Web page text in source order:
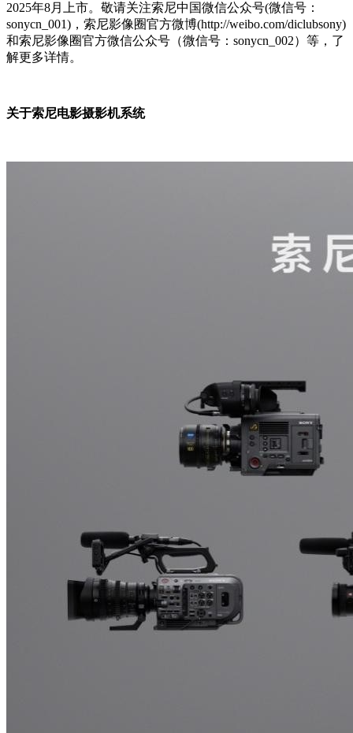
2025年8月上市。敬请关注索尼中国微信公众号(微信号：
sonycn_001)，索尼影像圈官方微博(http://weibo.com/diclubsony)
和索尼影像圈官方微信公众号（微信号：sonycn_002）等，了
解更多详情。
关于索尼电影摄影机系统